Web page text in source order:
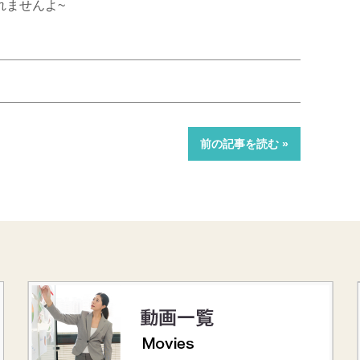
ませんよ~
前の記事を読む »